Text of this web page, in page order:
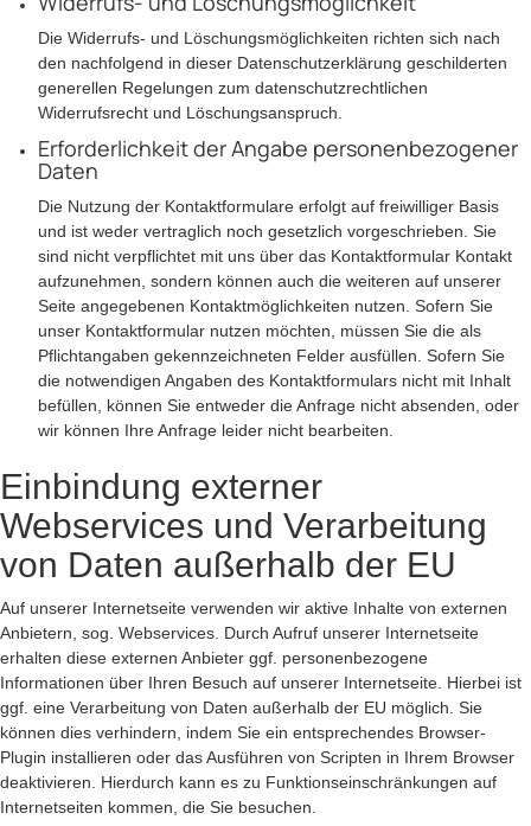
Die Widerrufs- und Löschungsmöglichkeiten richten sich nach
den nachfolgend in dieser Datenschutzerklärung geschilderten
generellen Regelungen zum datenschutzrechtlichen
Widerrufsrecht und Löschungsanspruch.
Erforderlichkeit der Angabe personenbezogener
Daten
Die Nutzung der Kontaktformulare erfolgt auf freiwilliger Basis
und ist weder vertraglich noch gesetzlich vorgeschrieben. Sie
sind nicht verpflichtet mit uns über das Kontaktformular Kontakt
aufzunehmen, sondern können auch die weiteren auf unserer
Seite angegebenen Kontaktmöglichkeiten nutzen. Sofern Sie
unser Kontaktformular nutzen möchten, müssen Sie die als
Pflichtangaben gekennzeichneten Felder ausfüllen. Sofern Sie
die notwendigen Angaben des Kontaktformulars nicht mit Inhalt
befüllen, können Sie entweder die Anfrage nicht absenden, oder
wir können Ihre Anfrage leider nicht bearbeiten.
Einbindung externer
Webservices und Verarbeitung
von Daten außerhalb der EU
Auf unserer Internetseite verwenden wir aktive Inhalte von externen
Anbietern, sog. Webservices. Durch Aufruf unserer Internetseite
erhalten diese externen Anbieter ggf. personenbezogene
Informationen über Ihren Besuch auf unserer Internetseite. Hierbei ist
ggf. eine Verarbeitung von Daten außerhalb der EU möglich. Sie
können dies verhindern, indem Sie ein entsprechendes Browser-
Plugin installieren oder das Ausführen von Scripten in Ihrem Browser
deaktivieren. Hierdurch kann es zu Funktionseinschränkungen auf
Internetseiten kommen, die Sie besuchen.